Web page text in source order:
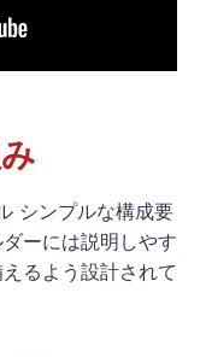
シンプルな構成要
ーには説明しやす
るよう設計されて